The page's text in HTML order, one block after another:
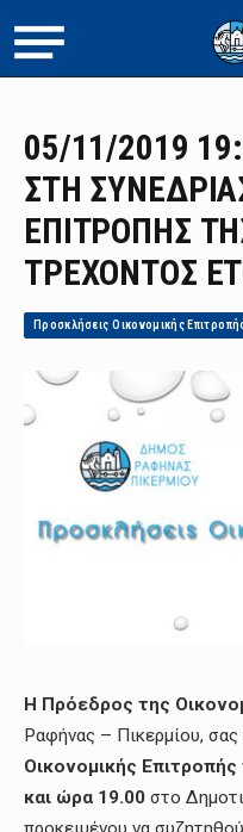
05/11/2019
ΣΤΗ
ΕΠΙΤΡΟΠΗΣ
ΤΡΕΧΟΝΤΟΣ
Προσκλήσεις Οικονομικής
Η Π ρόεδρος της
Ραφήνας – Πικερμίου,
Οικονομικής Επιτροπής
και ώρα 19.00 στο